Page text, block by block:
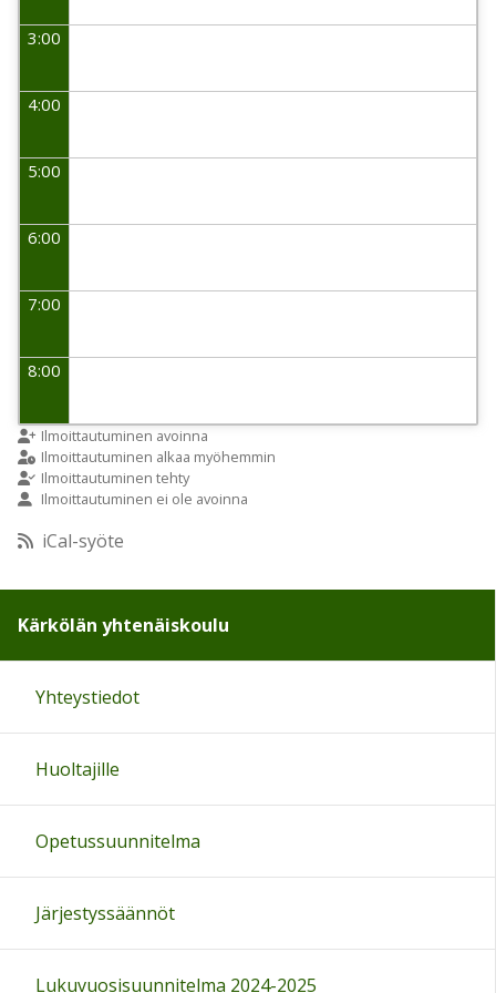
3:00
4:00
5:00
6:00
7:00
8:00
9:00
10:00
12:00
13:00
14:00
15:00
16:00
Ilmoittautuminen avoinna
Ilmoittautuminen alkaa myöhemmin
Ilmoittautuminen tehty
Ilmoittautuminen ei ole avoinna
iCal-syöte
Kärkölän yhtenäiskoulu
Yhteystiedot
Huoltajille
Opetussuunnitelma
Järjestyssäännöt
Lukuvuosisuunnitelma 2024-2025